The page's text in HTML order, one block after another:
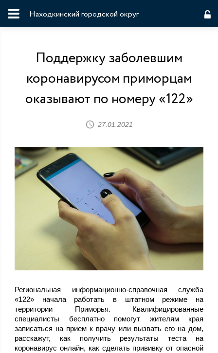
Находкинский городской округ
Поддержку заболевшим
коронавирусом приморцам
оказывают по номеру «122»
27.01.2021
Региональная информационно-справочная служба
«122» начала работать в штатном режиме на
территории Приморья. Квалифицированные
специалисты бесплатно помогут жителям края
записаться на прием к врачу или вызвать его на дом,
расскажут, как получить результаты теста на
коронавирус онлайн, как сделать прививку от опасной